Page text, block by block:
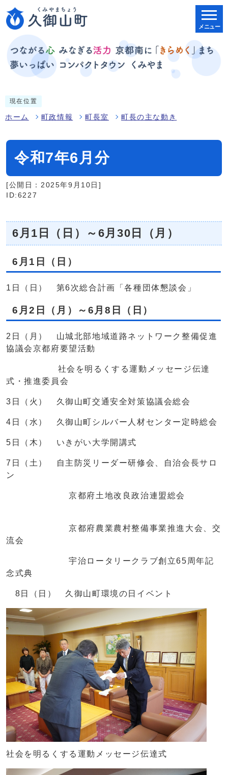
メニュー
現在位置
ホーム 町政情報 町長室 町長の主な動き
令和7年6月分
[公開日：2025年9月10日]
ID:6227
6月1日（日）～6月30日（月）
6月1日（日）
1日（日） 第6次総合計画「各種団体懇談会」
6月2日（月）～6月8日（日）
2日（月） 山城北部地域道路ネットワーク整備促進
協議会京都府要望活動
社会を明るくする運動メッセージ伝達
式・推進委員会
3日（火） 久御山町交通安全対策協議会総会
4日（水） 久御山町シルバー人材センター定時総会
5日（木） いきがい大学開講式
7日（土） 自主防災リーダー研修会、自治会長サロ
ン
京都府土地改良政治連盟総会
京都府農業農村整備事業推進大会、交
流会
宇治ロータリークラブ創立65周年記
念式典
8日（日） 久御山町環境の日イベント
社会を明るくする運動メッセージ伝達式